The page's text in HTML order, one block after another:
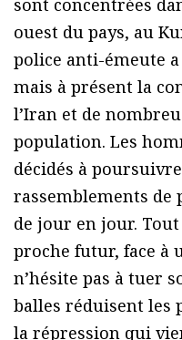
sont concentrées
ouest du pays, au
police anti-émeute
mais à présent la
l’Iran et de
population. Les
décidés à
rassemblements
de jour en jour.
proche futur, face à
n’hésite pas à tuer
balles réduisent les
la répression qui